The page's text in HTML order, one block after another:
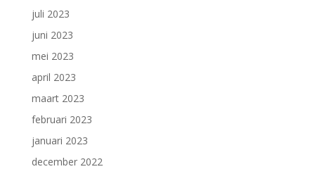
juli 2023
juni 2023
mei 2023
april 2023
maart 2023
februari 2023
januari 2023
december 2022